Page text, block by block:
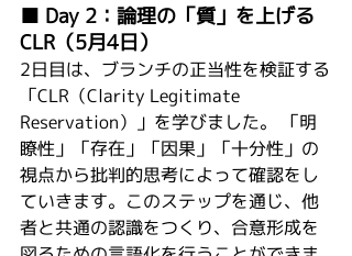
■ Day 2：論理の「質」を上げる
CLR（5月4日）
2日目は、ブランチの正当性を検証する
「CLR（Clarity Legitimate
Reservation）」を学びました。 「明
瞭性」「存在」「因果」「十分性」の
視点から批判的思考によって確認をし
ていきます。このステップを通じ、他
者と共通の認識をつくり、合意形成を